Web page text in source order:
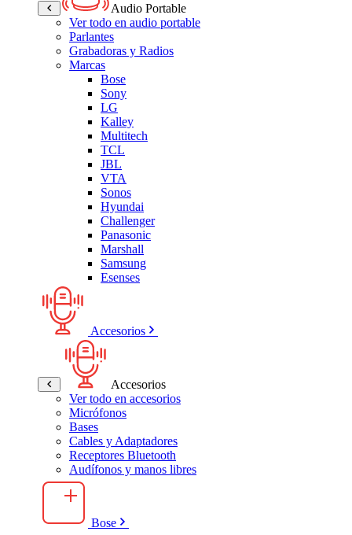
Audio Portable
Ver todo en audio portable
Parlantes
Grabadoras y Radios
Marcas
Bose
Sony
LG
Kalley
Multitech
TCL
JBL
VTA
Sonos
Hyundai
Challenger
Panasonic
Marshall
Samsung
Esenses
Accesorios
Accesorios
Ver todo en accesorios
Micrófonos
Bases
Cables y Adaptadores
Receptores Bluetooth
Audífonos y manos libres
Bose